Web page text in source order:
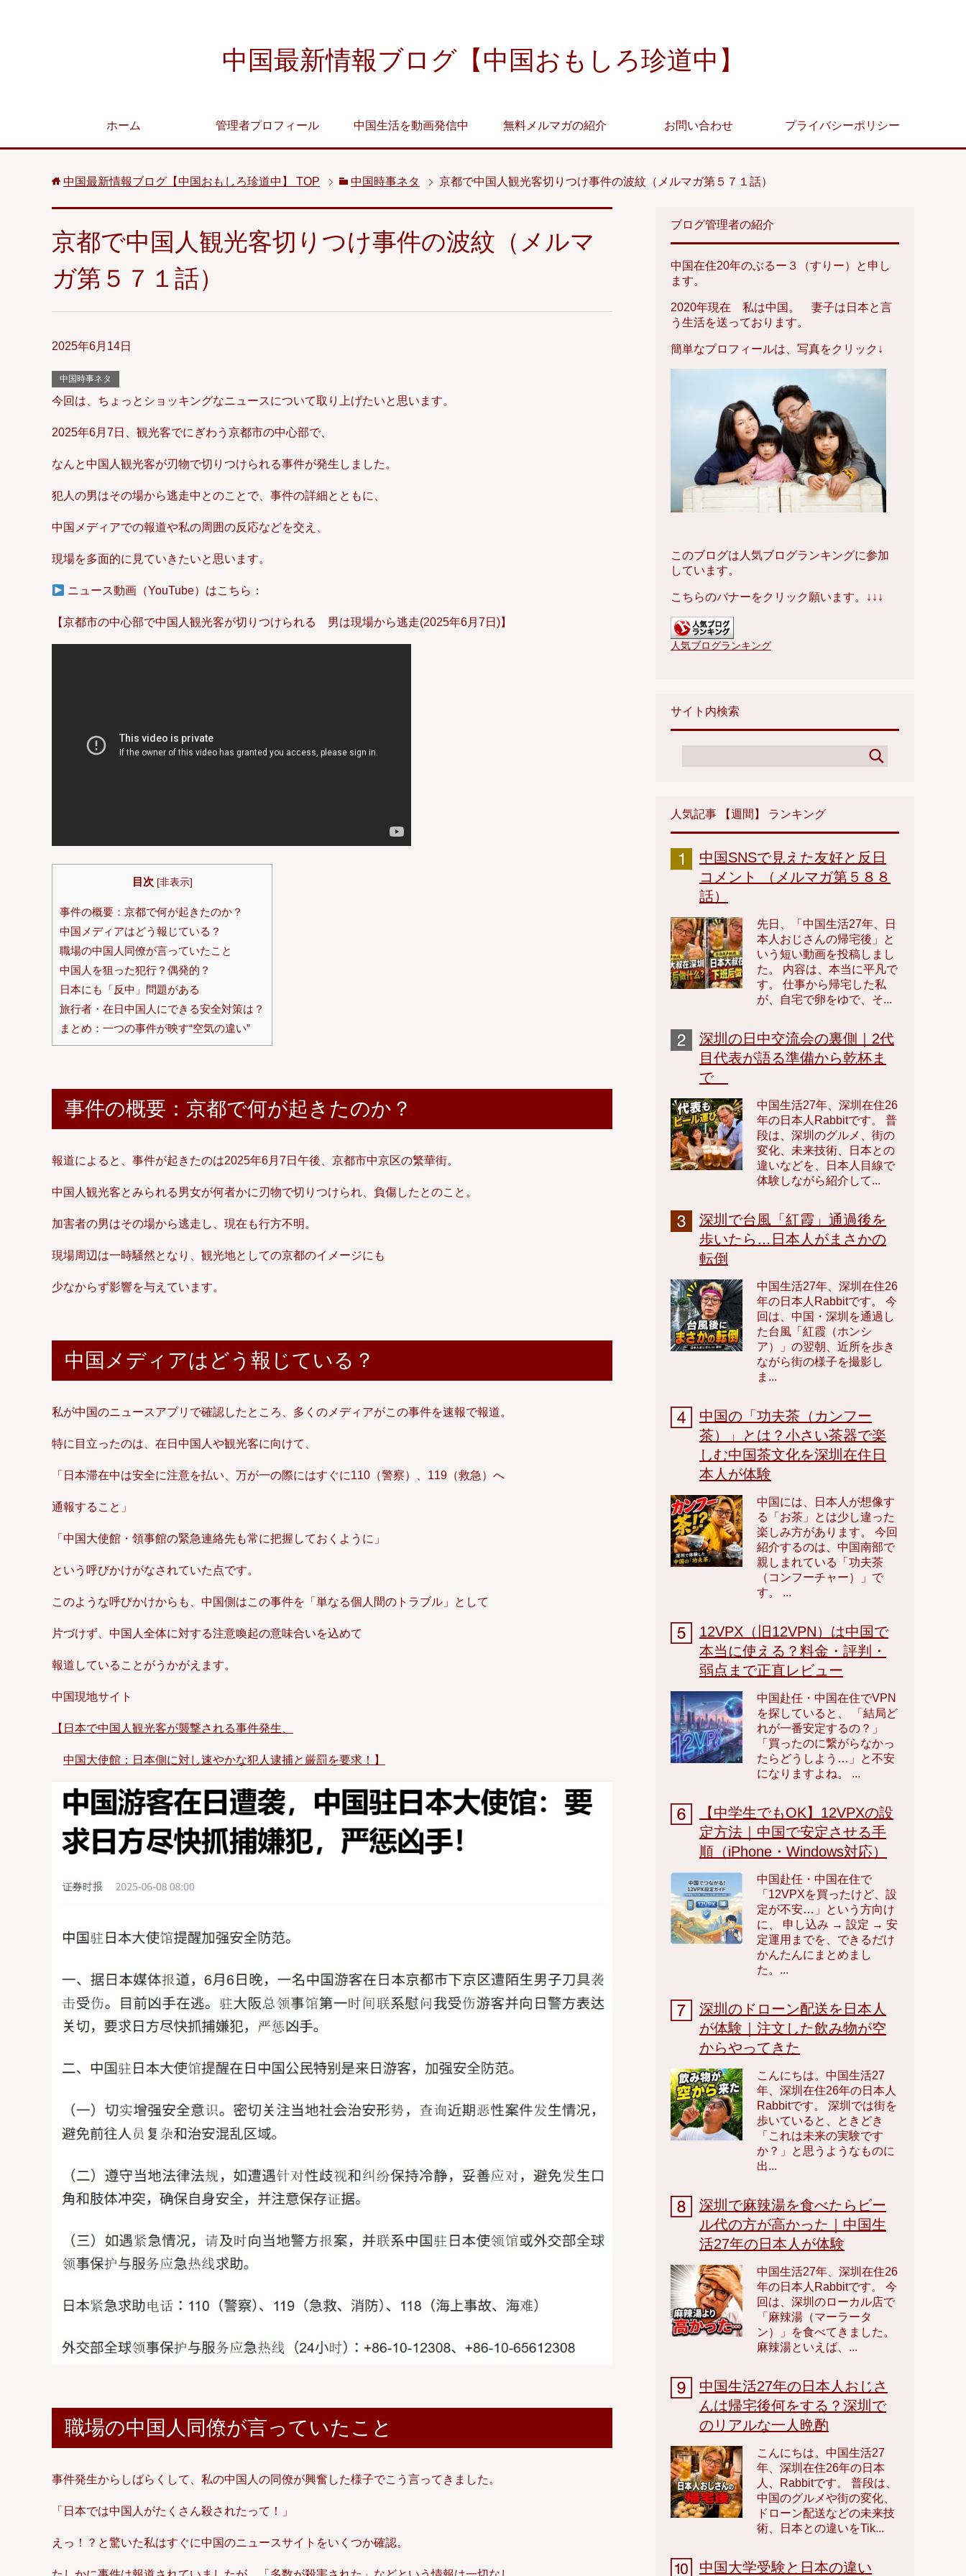
中国最新情報ブログ【中国おもしろ珍道中】
ホーム 管理者プロフィール 中国生活を動画発信中 無料メルマガの紹介 お問い合わせ プライバシーポリシー
中国最新情報ブログ【中国おもしろ珍道中】 TOP 中国時事ネタ 京都で中国人観光客切りつけ事件の波紋（メルマガ第５７１話）
京都で中国人観光客切りつけ事件の波紋（メルマ
ガ第５７１話）
2025年6月14日
中国時事ネタ
今回は、ちょっとショッキングなニュースについて取り上げたいと思います。
2025年6月7日、観光客でにぎわう京都市の中心部で、
なんと中国人観光客が刃物で切りつけられる事件が発生しました。
犯人の男はその場から逃走中とのことで、事件の詳細とともに、
中国メディアでの報道や私の周囲の反応などを交え、
現場を多面的に見ていきたいと思います。
ニュース動画（YouTube）はこちら：
【京都市の中心部で中国人観光客が切りつけられる 男は現場から逃走(2025年6月7日)】
目次 [非表示]
事件の概要：京都で何が起きたのか？
中国メディアはどう報じている？
職場の中国人同僚が言っていたこと
中国人を狙った犯行？偶発的？
日本にも「反中」問題がある
旅行者・在日中国人にできる安全対策は？
まとめ：一つの事件が映す“空気の違い”
事件の概要：京都で何が起きたのか？
報道によると、事件が起きたのは2025年6月7日午後、京都市中京区の繁華街。
中国人観光客とみられる男女が何者かに刃物で切りつけられ、負傷したとのこと。
加害者の男はその場から逃走し、現在も行方不明。
現場周辺は一時騒然となり、観光地としての京都のイメージにも
少なからず影響を与えています。
中国メディアはどう報じている？
私が中国のニュースアプリで確認したところ、多くのメディアがこの事件を速報で報道。
特に目立ったのは、在日中国人や観光客に向けて、
「日本滞在中は安全に注意を払い、万が一の際にはすぐに110（警察）、119（救急）へ
通報すること」
「中国大使館・領事館の緊急連絡先も常に把握しておくように」
という呼びかけがなされていた点です。
このような呼びかけからも、中国側はこの事件を「単なる個人間のトラブル」として
片づけず、中国人全体に対する注意喚起の意味合いを込めて
報道していることがうかがえます。
中国現地サイト
【日本で中国人観光客が襲撃される事件発生、
中国大使館：日本側に対し速やかな犯人逮捕と厳罰を要求！】
職場の中国人同僚が言っていたこと
事件発生からしばらくして、私の中国人の同僚が興奮した様子でこう言ってきました。
「日本では中国人がたくさん殺されたって！」
えっ！？と驚いた私はすぐに中国のニュースサイトをいくつか確認。
ブログ管理者の紹介
中国在住20年のぶるー３（すりー）と申し
ます。
2020年現在 私は中国。 妻子は日本と言
う生活を送っております。
簡単なプロフィールは、写真をクリック↓
このブログは人気ブログランキングに参加
しています。
こちらのバナーをクリック願います。↓↓↓
人気ブログランキング
サイト内検索
人気記事 【週間】 ランキング
中国SNSで見えた友好と反日
コメント （メルマガ第５８８
話）
先日、「中国生活27年、日
本人おじさんの帰宅後」と
いう短い動画を投稿しまし
た。 内容は、本当に平凡で
す。 仕事から帰宅した私
が、自宅で卵をゆで、そ...
深圳の日中交流会の裏側｜2代
目代表が語る準備から乾杯ま
で
中国生活27年、深圳在住26
年の日本人Rabbitです。 普
段は、深圳のグルメ、街の
変化、未来技術、日本との
違いなどを、日本人目線で
体験しながら紹介して...
深圳で台風「紅霞」通過後を
歩いたら…日本人がまさかの
転倒
中国生活27年、深圳在住26
年の日本人Rabbitです。 今
回は、中国・深圳を通過し
た台風「紅霞（ホンシ
ア）」の翌朝、近所を歩き
ながら街の様子を撮影し
ま...
中国の「功夫茶（カンフー
茶）」とは？小さい茶器で楽
しむ中国茶文化を深圳在住日
本人が体験
中国には、日本人が想像す
る「お茶」とは少し違った
楽しみ方があります。 今回
紹介するのは、中国南部で
親しまれている「功夫茶
（コンフーチャー）」で
す。 ...
12VPX（旧12VPN）は中国で
本当に使える？料金・評判・
弱点まで正直レビュー
中国赴任・中国在住でVPN
を探していると、 「結局ど
れが一番安定するの？」
「買ったのに繋がらなかっ
たらどうしよう…」と不安
になりますよね。 ...
【中学生でもOK】12VPXの設
定方法｜中国で安定させる手
順（iPhone・Windows対応）
中国赴任・中国在住で
「12VPXを買ったけど、設
定が不安…」という方向け
に、 申し込み → 設定 → 安
定運用までを、できるだけ
かんたんにまとめまし
た。...
深圳のドローン配送を日本人
が体験｜注文した飲み物が空
からやってきた
こんにちは。中国生活27
年、深圳在住26年の日本人
Rabbitです。 深圳では街を
歩いていると、ときどき
「これは未来の実験です
か？」と思うようなものに
出...
深圳で麻辣湯を食べたらビー
ル代の方が高かった｜中国生
活27年の日本人が体験
中国生活27年、深圳在住26
年の日本人Rabbitです。 今
回は、深圳のローカル店で
「麻辣湯（マーラータ
ン）」を食べてきました。
麻辣湯といえば、...
中国生活27年の日本人おじさ
んは帰宅後何をする？深圳で
のリアルな一人晩酌
こんにちは。中国生活27
年、深圳在住26年の日本
人、Rabbitです。 普段は、
中国のグルメや街の変化、
ドローン配送などの未来技
術、日本との違いをTik...
中国大学受験と日本の違い